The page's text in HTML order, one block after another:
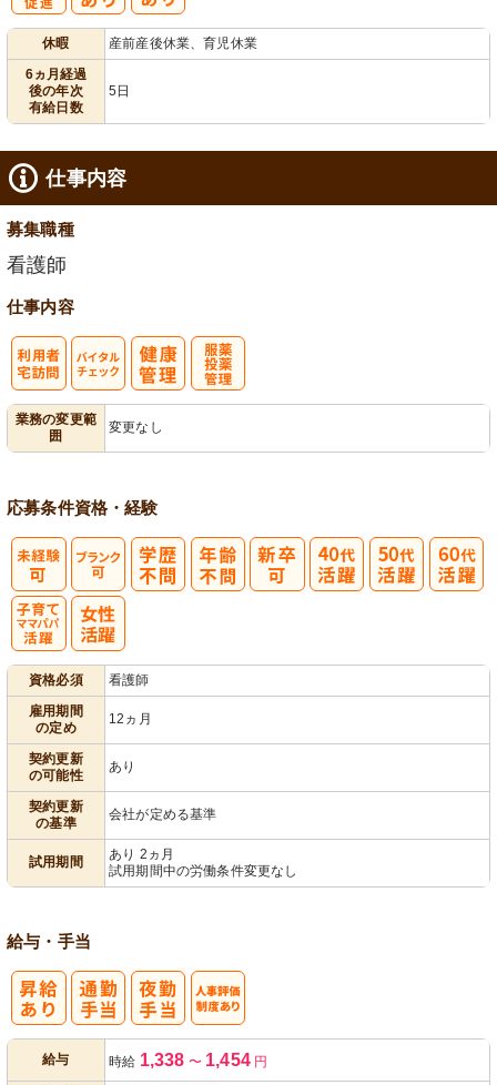
休暇
産前産後休業、育児休業
6ヵ月経過
後の年次
有給日数
5日
仕事内容
募集職種
看護師
仕事内容
業務の変更範
囲
変更なし
応募条件資格・経験
資格必須
看護師
雇用期間
の定め
12ヵ月
契約更新
の可能性
あり
契約更新
の基準
会社が定める基準
試用期間
あり 2ヵ月
試用期間中の労働条件変更なし
給与・手当
給与 時給 1,338 〜 1,454円